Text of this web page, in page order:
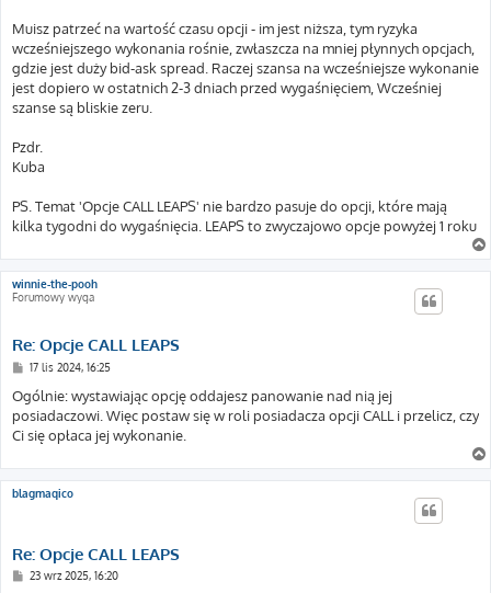
Muisz patrzeć na wartość czasu opcji - im jest niższa, tym ryzyka
wcześniejszego wykonania rośnie, zwłaszcza na mniej płynnych opcjach,
gdzie jest duży bid-ask spread. Raczej szansa na wcześniejsze wykonanie
jest dopiero w ostatnich 2-3 dniach przed wygaśnięciem, Wcześniej
szanse są bliskie zeru.
Pzdr.
Kuba
PS. Temat 'Opcje CALL LEAPS' nie bardzo pasuje do opcji, które mają
kilka tygodni do wygaśnięcia. LEAPS to zwyczajowo opcje powyżej 1 roku
winnie-the-pooh
Forumowy wyga
Re: Opcje CALL LEAPS
P
s
t
17 lis 2024, 16:25
Ogólnie: wystawiając opcję oddajesz panowanie nad nią jej
posiadaczowi. Więc postaw się w roli posiadacza opcji CALL i przelicz, czy
Ci się opłaca jej wykonanie.
blagmaqico
Re: Opcje CALL LEAPS
P23 wrz 2025, 16:20